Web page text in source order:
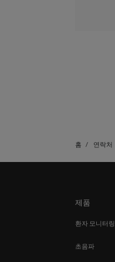
홈 연락처
제품
환자 모니터링
초음파